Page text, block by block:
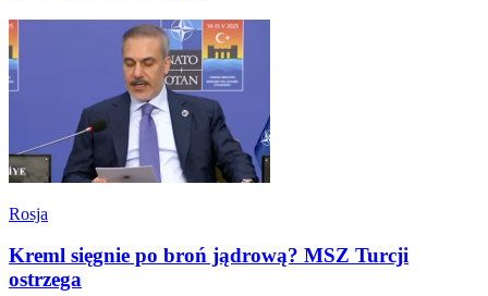
Rosja
Kreml sięgnie po broń jądrową? MSZ Turcji
ostrzega